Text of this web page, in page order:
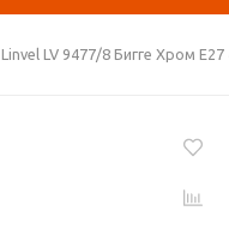
Linvel LV 9477/8 Бигге Хром